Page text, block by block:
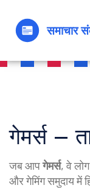
गेमर्स –
जब आपगेमर्स,वे
और गेमिंग समुदाय में